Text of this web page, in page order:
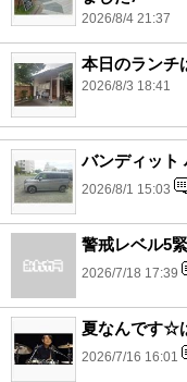
2026/8/4 21:37
本日のランチ
2026/8/3 18:41
バンディット
2026/8/1 15:03
警戒レベル5
2026/7/18 17:39
夏なんです☆
2026/7/16 16:01